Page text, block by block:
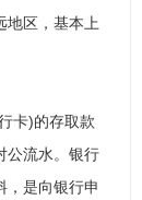
地区，基本上
卡)的存取款
公流水。银行
，是向银行申